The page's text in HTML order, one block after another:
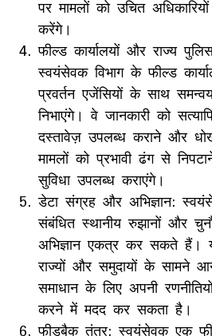
पर मामलों को उचित
करेंगे।
फील्ड कार्यालयों और राज्य
स्वयंसेवक विभाग के फील्ड
प्रवर्तन एजेंसियों के साथ
निभाएंगे। वे जानकारी को
दस्तावेज़ उपलब्‍ध कराने और
मामलों को प्रभावी ढंग से
सुविधा उपलब्ध कराएंगे।
डेटा संग्रह और अभिज्ञान:
संबंधित स्थानीय रुझानों और
अभिज्ञान एकत्र कर सकते हैं।
राज्यों और समुदायों के सामने
समाधान के लिए अपनी
करने में मदद कर सकता है।